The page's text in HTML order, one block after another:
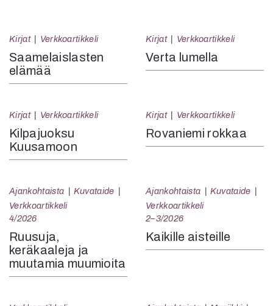
Kirjat Verkkoartikkeli
Saamelaislasten
elämää
Kirjat Verkkoartikkeli
Verta lumella
Kirjat Verkkoartikkeli
Kilpajuoksu
Kuusamoon
Kirjat Verkkoartikkeli
Rovaniemi rokkaa
Ajankohtaista
Kuvataide
Verkkoartikkeli
4/2026
Ruusuja,
keräkaaleja ja
muutamia muumioita
Ajankohtaista
Kuvataide
Verkkoartikkeli
2–3/2026
Kaikille aisteille